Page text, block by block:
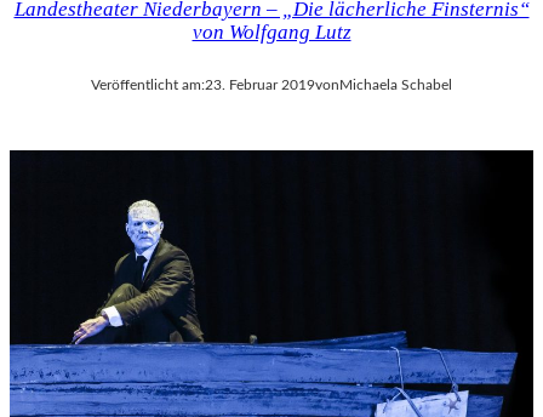
Landestheater Niederbayern – „Die lächerliche Finsternis“
von Wolfgang Lutz
Veröffentlicht am:23. Februar 2019vonMichaela Schabel